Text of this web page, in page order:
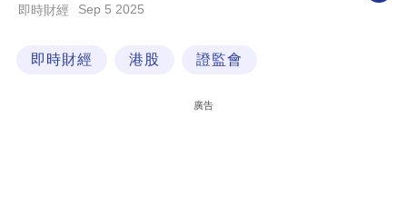
科
即時財經 Sep 5 2025
即時財經 港股 證監會
廣告